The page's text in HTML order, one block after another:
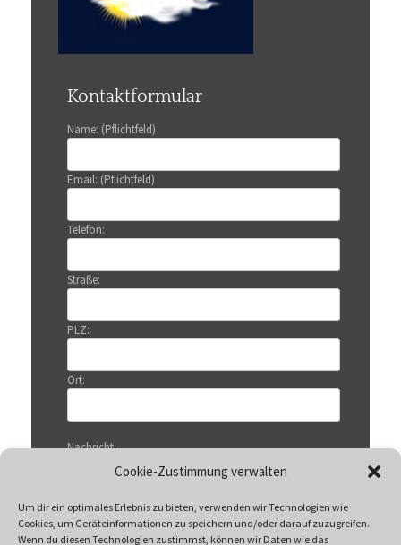
Cookie-Zustimmung verwalten
Um dir ein optimales Erlebnis zu bieten, verwenden wir Technologien wie
Cookies, um Geräteinformationen zu speichern und/oder darauf zuzugreifen.
Wenn du diesen Technologien zustimmst, können wir Daten wie das
Kontaktformular
Name: (Pflichtfeld)
Email: (Pflichtfeld)
Telefon:
Straße:
PLZ:
Ort:
Nachricht: